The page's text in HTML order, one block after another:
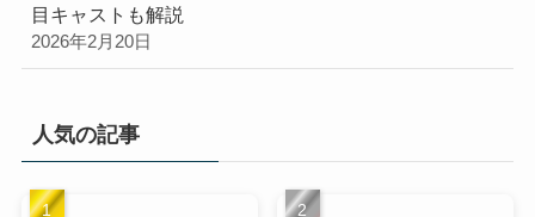
目キャストも解説
2026年2月20日
人気の記事